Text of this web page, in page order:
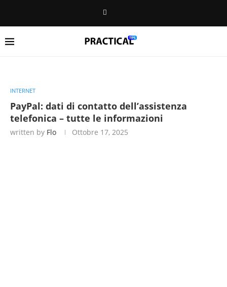
INTERNET
PayPal: dati di contatto dell’assistenza
telefonica – tutte le informazioni
written by Flo Ottobre 17, 2025